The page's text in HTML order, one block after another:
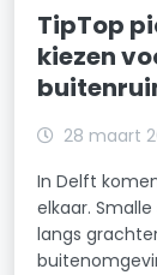
TipTop
kiezen
28 maart
In Delft
elkaar.
langs